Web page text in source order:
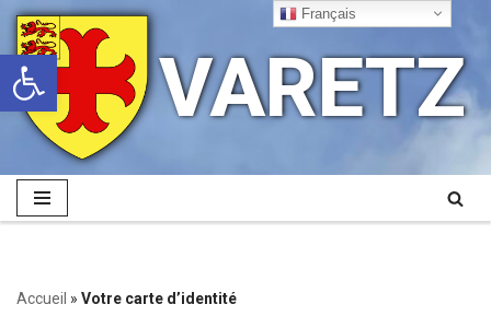
Ouvrir la barre d’outils
Aller
au
contenu
VARETZ
Accueil » Votre carte d’identité
Français